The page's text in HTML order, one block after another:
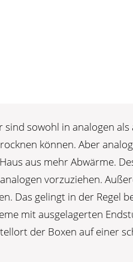
sind sowohl in analogen
können. Aber
aus mehr Abwärme.
vorzuziehen.
Das gelingt in der Regel
mit ausgelagerten
der Boxen auf einer